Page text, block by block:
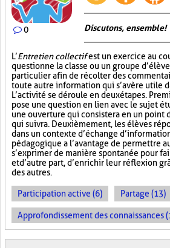
0 Discutons, ensemble!
L’Entretien collectifest un exercice au
questionne la classe ou un groupe
particulier afin de récolter des
toute autre information qui s’avère utile
L’activité se déroule en deux étapes.
pose une question en lien avec le sujet
une ouverture qui consistera en un point
qui suivra. Deuxièmement, les élèves
dans un contexte d’échange
pédagogique a l’avantage de permettre
s’exprimer de manière spontanée pour
et d’autre part, d’enrichir leur réflexion
des autres.
Participation active (6) Partage (13)
Approfondissement des connaissances